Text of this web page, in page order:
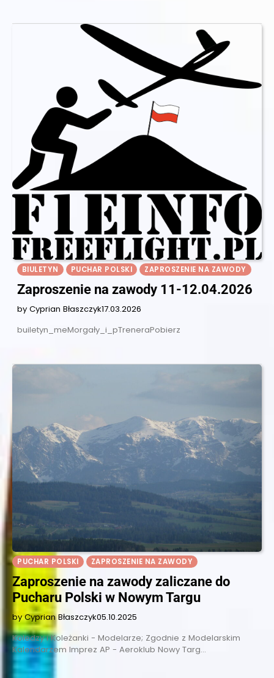
BIULETYN PUCHAR POLSKI ZAPROSZENIE NA ZAWODY
Zaproszenie na zawody 11-12.04.2026
by Cyprian Błaszczyk17.03.2026
builetyn_meMorgały_i_pTreneraPobierz
PUCHAR POLSKI ZAPROSZENIE NA ZAWODY
Zaproszenie na zawody zaliczane do
Pucharu Polski w Nowym Targu
by Cyprian Błaszczyk05.10.2025
Koledzy i Koleżanki - Modelarze; Zgodnie z Modelarskim
Kalendarzem Imprez AP - Aeroklub Nowy Targ…